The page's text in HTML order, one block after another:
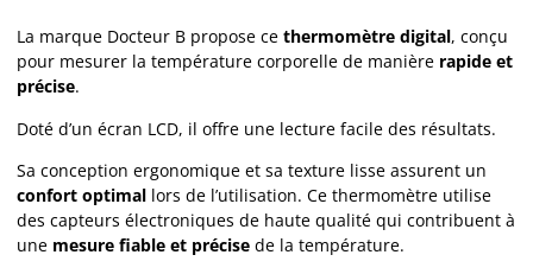
La marque Docteur B propose ce thermomètre digital, conçu
pour mesurer la température corporelle de manière rapide et
précise.
Doté d’un écran LCD, il offre une lecture facile des résultats.
Sa conception ergonomique et sa texture lisse assurent un
confort optimal lors de l’utilisation. Ce thermomètre utilise
des capteurs électroniques de haute qualité qui contribuent à
une mesure fiable et précise de la température.